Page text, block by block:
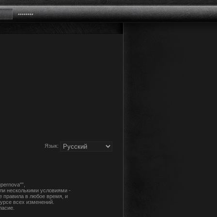
Язык:
несколькими условиями -
правила в любое время, и
всех изменений.